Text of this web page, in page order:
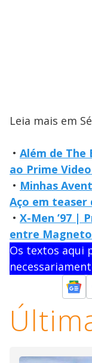
Leia mais em
• Além de The
ao Prime
• Minhas
Aço em teaser
• X-Men ’97 |
entre
Os textos aqui